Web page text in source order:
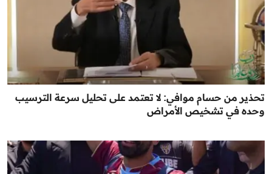
تحذير من حسام موافي: لا تعتمد على تحليل سرعة الترسيب
وحده في تشخيص الأمراض